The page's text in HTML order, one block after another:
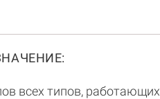
всех типов,